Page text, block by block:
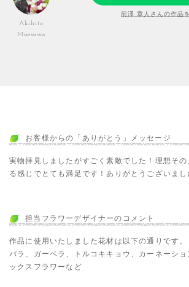
Akihito
Maesawa
前澤 章人さんの作品
お客様からの「ありがとう」メッセージ
実物拝見しましたがすごく素敵でした！理想そ
る感じでとても満足です！ありがとうございまし
担当フラワーデザイナーのコメント
作品に使用いたしました花材は以下の通りです。
バラ、ガーベラ、トルコキキョウ、カーネーシ
ックスフラワーなど